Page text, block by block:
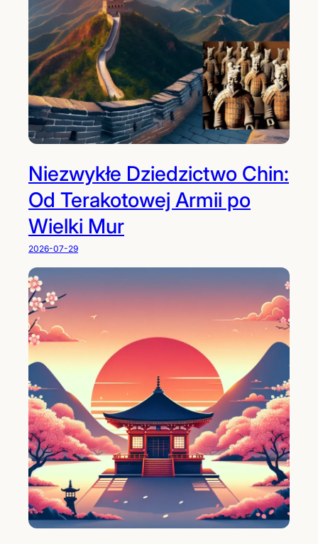
Niezwykłe Dziedzictwo Chin:
Od Terakotowej Armii po
Wielki Mur
2026-07-29